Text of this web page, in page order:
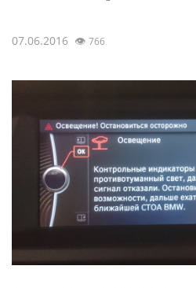
07.06.2016 👁 766